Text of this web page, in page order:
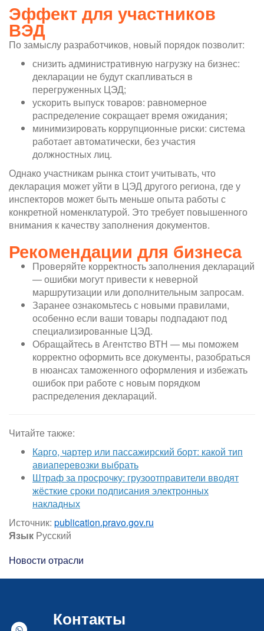
Эффект для участников
ВЭД
По замыслу разработчиков, новый порядок позволит:
снизить административную нагрузку на бизнес:
декларации не будут скапливаться в
перегруженных ЦЭД;
ускорить выпуск товаров: равномерное
распределение сокращает время ожидания;
минимизировать коррупционные риски: система
работает автоматически, без участия
должностных лиц.
Однако участникам рынка стоит учитывать, что
декларация может уйти в ЦЭД другого региона, где у
инспекторов может быть меньше опыта работы с
конкретной номенклатурой. Это требует повышенного
внимания к качеству заполнения документов.
Рекомендации для бизнеса
Проверяйте корректность заполнения деклараций
— ошибки могут привести к неверной
маршрутизации или дополнительным запросам.
Заранее ознакомьтесь с новыми правилами,
особенно если ваши товары подпадают под
специализированные ЦЭД.
Обращайтесь в Агентство ВТН — мы поможем
корректно оформить все документы, разобраться
в нюансах таможенного оформления и избежать
ошибок при работе с новым порядком
распределения деклараций.
Читайте также:
Карго, чартер или пассажирский борт: какой тип
авиаперевозки выбрать
Штраф за просрочку: грузоотправители вводят
жёсткие сроки подписания электронных
накладных
Источник: publication.pravo.gov.ru
Язык Русский
Новости отрасли
Контакты